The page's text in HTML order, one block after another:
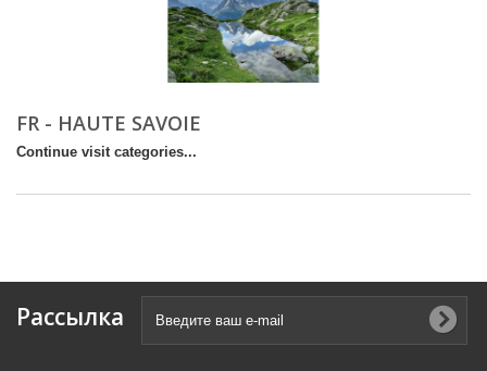
FR - HAUTE SAVOIE
Continue visit categories...
Рассылка